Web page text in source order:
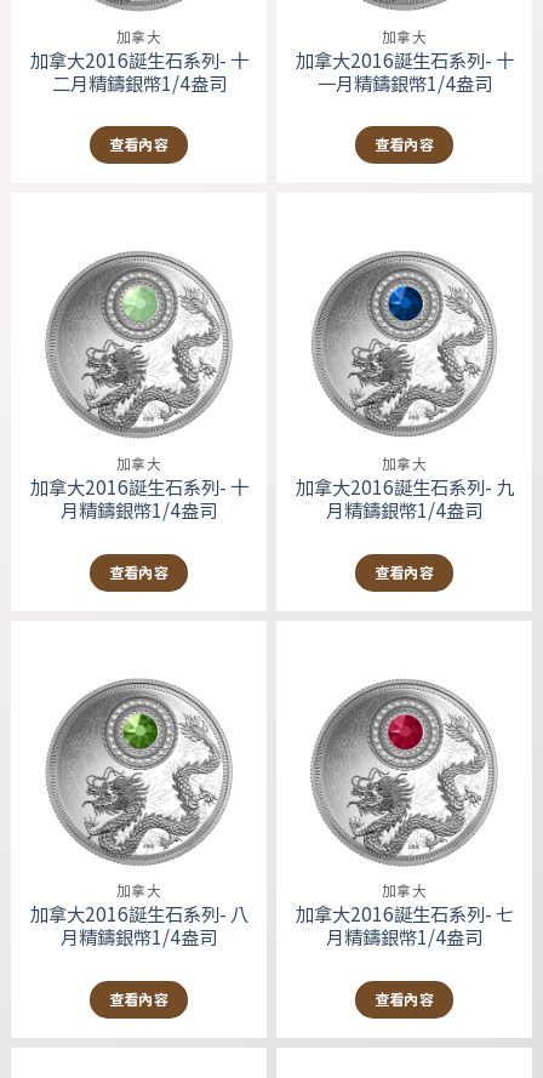
加拿大
加拿大2016誕生石系列- 十
二月精鑄銀幣1/4盎司
查看內容
加拿大
加拿大2016誕生石系列- 十
一月精鑄銀幣1/4盎司
查看內容
加拿大
加拿大2016誕生石系列- 十
月精鑄銀幣1/4盎司
查看內容
加拿大
加拿大2016誕生石系列- 九
月精鑄銀幣1/4盎司
查看內容
加拿大
加拿大2016誕生石系列- 八
月精鑄銀幣1/4盎司
查看內容
加拿大
加拿大2016誕生石系列- 七
月精鑄銀幣1/4盎司
查看內容